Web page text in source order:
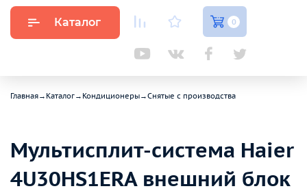
Каталог 0
Главная→ Каталог→ Кондиционеры→Снятые с производства
Мультисплит-система Haier
4U30HS1ERA внешний блок